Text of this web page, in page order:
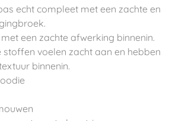
echt compleet met een zachte en
een zachte afwerking binnenin.
stoffen voelen zacht aan en hebben
binnenin.